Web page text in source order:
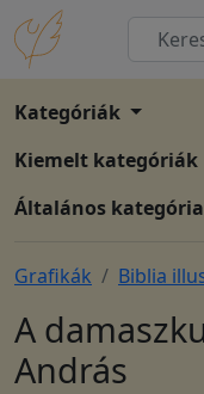
Kategóriák
Kiemelt kategóriák
Általános kategória
Grafikák Biblia
A
András